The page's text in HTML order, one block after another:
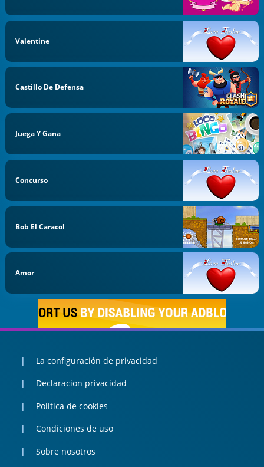
Valentine
Castillo De Defensa
Juega Y Gana
Concurso
Bob El Caracol
Amor
La configuración de privacidad
Declaracion privacidad
Politica de cookies
Condiciones de uso
Sobre nosotros